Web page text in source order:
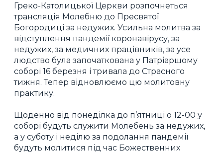
Греко-Католицької Церкви розпочнеться
трансляція Молебню до Пресвятої
Богородиці за недужих. Усильна молитва за
відступлення пандемії коронавірусу, за
недужих, за медичних працівників, за усе
людство була започаткована у Патріаршому
соборі 16 березня і тривала до Страсного
тижня. Тепер відновлюємо цю молитовну
практику.
Щоденно від понеділка до п’ятниці о 12-00 у
соборі будуть служити Молебень за недужих,
а у суботу і неділю за подолання пандемії
будуть молитися під час Божественних